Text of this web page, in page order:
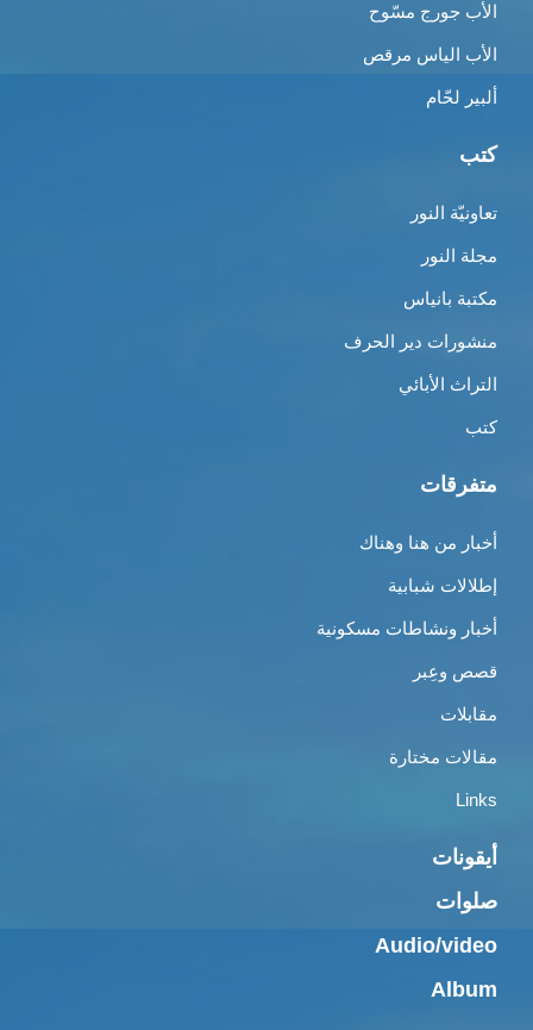
الأب جورج مسّوح
الأب الياس مرقص
ألبير لحّام
كتب
تعاونيّة النور
مجلة النور
مكتبة بانياس
منشورات دير الحرف
التراث الأبائي
كتب
متفرقات
أخبار من هنا وهناك
إطلالات شبابية
أخبار ونشاطات مسكونية
قصص وعِبر
مقابلات
مقالات مختارة
Links
أيقونات
صلوات
Audio/video
Album